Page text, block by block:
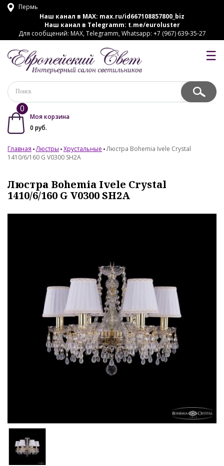
Пермь
Наш канал в MAX: max.ru/id667108857800_biz
Наш канал в Telegramm: t.me/euroluster
Для сообщений: MAX, Telegramm, Whatsapp: +7 (967) 639-35-27
☰
0
Моя корзина
0 руб.
Главная Люстры Хрустальные Люстра Bohemia Ivele Crystal
1410/6/160 G V0300 SH2A
Люстра Bohemia Ivele Crystal
1410/6/160 G V0300 SH2A